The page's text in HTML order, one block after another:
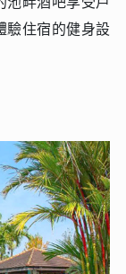
驗住宿的健身設